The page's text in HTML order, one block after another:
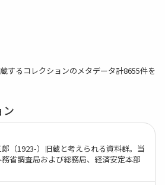
するコレクションのメタデータ計8655件を
ン
（1923-）旧蔵と考えられる資料群。当
省調査局および総務局、経済安定本部